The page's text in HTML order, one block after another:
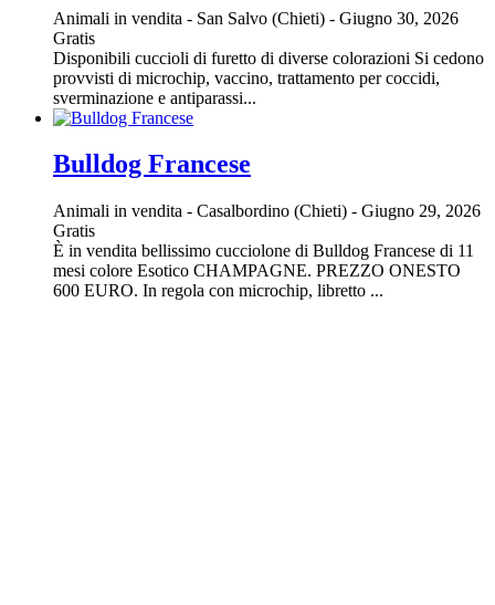
Animali in vendita - San Salvo (Chieti) - Giugno 30, 2026
Gratis
Disponibili cuccioli di furetto di diverse colorazioni Si cedono
provvisti di microchip, vaccino, trattamento per coccidi,
sverminazione e antiparassi...
Bulldog Francese
Animali in vendita - Casalbordino (Chieti) - Giugno 29, 2026
Gratis
È in vendita bellissimo cucciolone di Bulldog Francese di 11
mesi colore Esotico CHAMPAGNE. PREZZO ONESTO
600 EURO. In regola con microchip, libretto ...